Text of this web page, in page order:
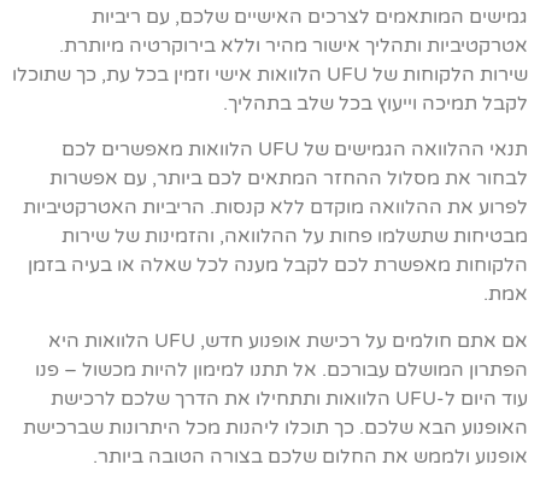
גמישים המותאמים לצרכים האישיים שלכם, עם ריביות
אטרקטיביות ותהליך אישור מהיר וללא בירוקרטיה מיותרת.
שירות הלקוחות של UFU הלוואות אישי וזמין בכל עת, כך שתוכלו
לקבל תמיכה וייעוץ בכל שלב בתהליך.
תנאי ההלוואה הגמישים של UFU הלוואות מאפשרים לכם
לבחור את מסלול ההחזר המתאים לכם ביותר, עם אפשרות
לפרוע את ההלוואה מוקדם ללא קנסות. הריביות האטרקטיביות
מבטיחות שתשלמו פחות על ההלוואה, והזמינות של שירות
הלקוחות מאפשרת לכם לקבל מענה לכל שאלה או בעיה בזמן
אמת.
אם אתם חולמים על רכישת אופנוע חדש, UFU הלוואות היא
הפתרון המושלם עבורכם. אל תתנו למימון להיות מכשול – פנו
עוד היום ל-UFU הלוואות ותתחילו את הדרך שלכם לרכישת
האופנוע הבא שלכם. כך תוכלו ליהנות מכל היתרונות שברכישת
אופנוע ולממש את החלום שלכם בצורה הטובה ביותר.